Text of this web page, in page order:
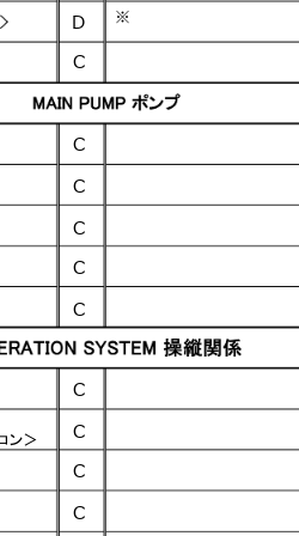
D ※
C
C
C
C
C
C
C
C
C
C
ン＞